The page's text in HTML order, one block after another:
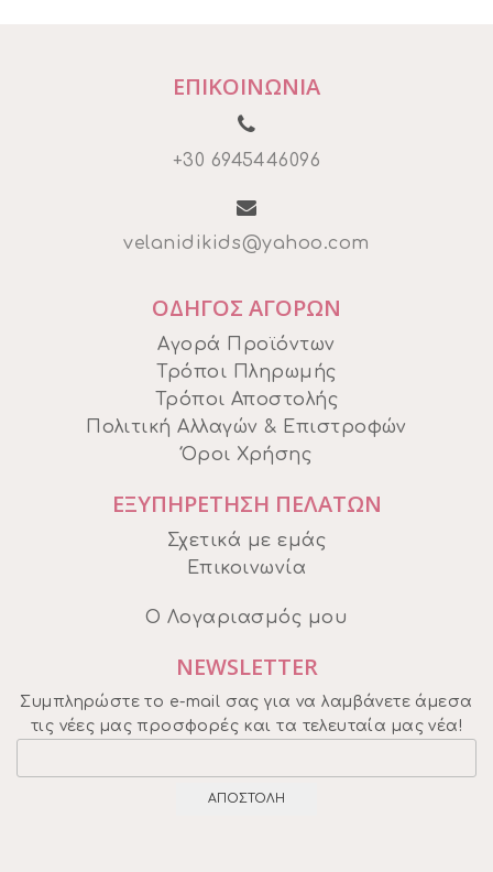
ΕΠΙΚΟΙΝΩΝΙΑ
+30 6945446096
velanidikids@yahoo.com
ΟΔΗΓΟΣ ΑΓΟΡΩΝ
Αγορά Προϊόντων
Τρόποι Πληρωμής
Τρόποι Αποστολής
Πολιτική Αλλαγών & Επιστροφών
Όροι Χρήσης
ΕΞΥΠΗΡΕΤΗΣΗ ΠΕΛΑΤΩΝ
Σχετικά με εμάς
Επικοινωνία
Ο Λογαριασμός μου
NEWSLETTER
Συμπληρώστε το e-mail σας για να λαμβάνετε άμεσα
τις νέες μας προσφορές και τα τελευταία μας νέα!